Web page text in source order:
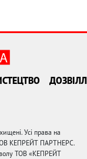
Усі права на
ТОВ КЕПРЕЙТ ПАРТНЕРС.
ТОВ «КЕПРЕЙТ